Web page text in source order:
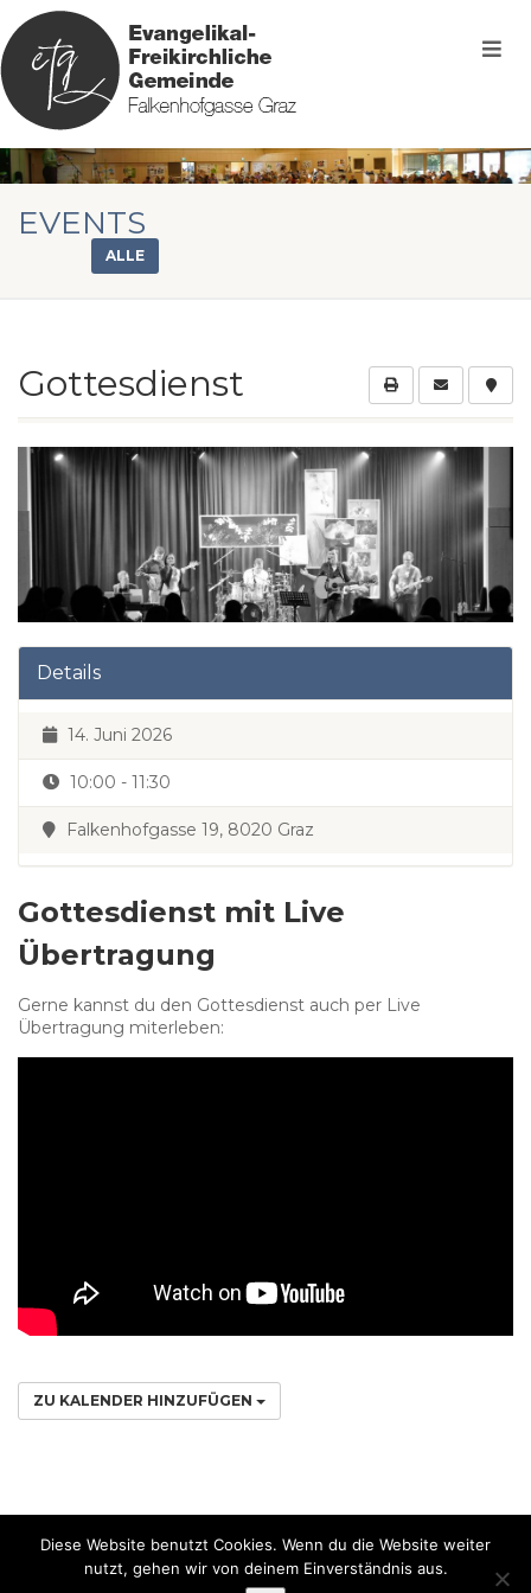
EVENTS
ALLE
Gottesdienst
Details
14. Juni 2026
10:00 - 11:30
Falkenhofgasse 19, 8020 Graz
Gottesdienst mit Live
Übertragung
Gerne kannst du den Gottesdienst auch per Live
Übertragung miterleben:
ZU KALENDER HINZUFÜGEN
Evangelikal-freikirchliche Gemeinde Falkenhofgasse Graz. Alle Rechte
vorbehalten.
Datenschutz Impressum
Diese Website benutzt Cookies. Wenn du die Website weiter
nutzt, gehen wir von deinem Einverständnis aus.